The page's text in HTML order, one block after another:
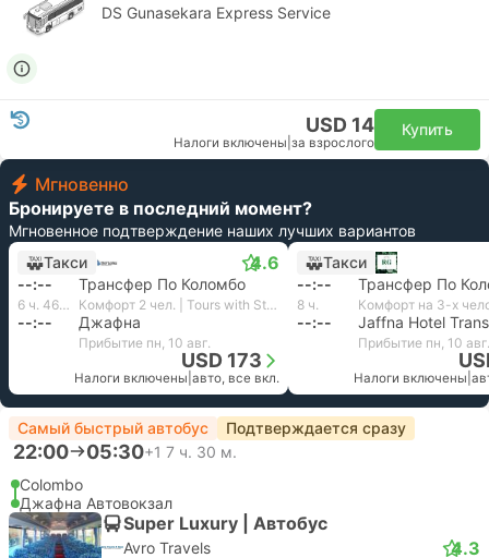
DS Gunasekara Express Service
USD 14
Налоги включены за взрослого
Купить
Мгновенно
Бронируете в последний момент?
Мгновенное подтверждение наших лучших вариантов
Такси
4.6
--:-- Трансфер По Коломбо
6 ч. 46 м. Комфорт 2 чел. | Tours with Stef Lanka
--:-- Джафна
Прибытие пн, 10 авг.
USD 173
Налоги включены авто, все вкл.
Такси
--:--
Трансфер По
8 ч.
--:-- Jaffna Hotel
Прибытие пн, 10 авг.
Налоги включены
Самый быстрый автобус Подтверждается сразу
22:00 05:30+1 7 ч. 30 м.
Colombo
Джафна Автовокзал
Super Luxury | Автобус
Avro Travels 4.3